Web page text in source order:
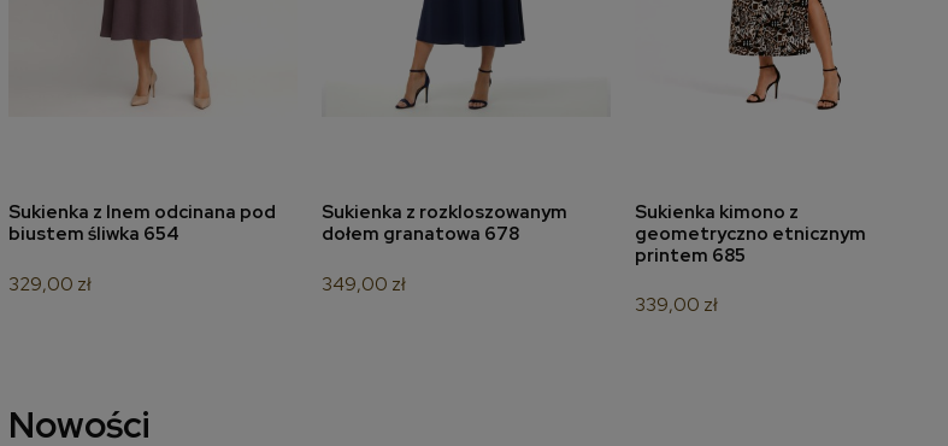
dodaj do koszyka
Sukienka z lnem odcinana pod
biustem śliwka 654
329,00 zł
dodaj do koszyka
Sukienka z rozkloszowanym
dołem granatowa 678
349,00 zł
dodaj do koszyka
Sukienka kimono z
geometryczno etnicznym
printem 685
339,00 zł
Nowości